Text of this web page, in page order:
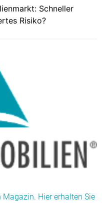
Schneller
Risiko?
Hier erhalten Sie